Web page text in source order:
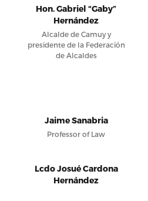
Hon. Gabriel “Gaby”
Hernández
Alcalde de Camuy y
presidente de la Federación
de Alcaldes
Jaime Sanabria
Professor of Law
Lcdo Josué Cardona
Hernández